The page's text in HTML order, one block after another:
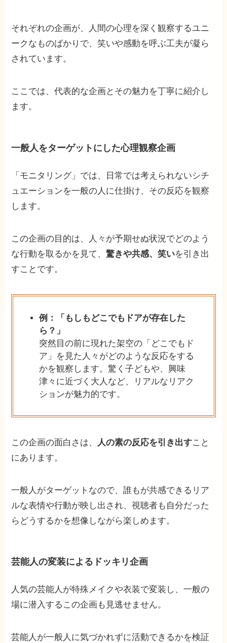
それぞれの企画が、人間の心理を深く観察するユニ
ークなものばかりで、笑いや感動を呼ぶ工夫が凝ら
されています。
ここでは、代表的な企画とその魅力を丁寧に紹介し
ます。
一般人をターゲットにした心理観察企画
「モニタリング」では、日常では考えられないシチ
ュエーションを一般の人に仕掛け、その反応を観察
します。
この企画の目的は、人々が予期せぬ状況でどのよう
な行動を取るかを見て、驚きや共感、笑いを引き出
すことです。
例：「もしもどこでもドアが存在した
ら？」
突然目の前に現れた架空の「どこでもド
ア」を見た人々がどのような反応をする
かを観察します。驚く子どもや、興味
津々に近づく大人など、リアルなリアク
ションが魅力的です。
この企画の面白さは、 人の素の反応を引き出すこと
にあります。
一般人がターゲットなので、誰もが共感できるリア
ルな表情や行動が映し出され、視聴者も自分だった
らどうするかを想像しながら楽しめます。
芸能人の変装によるドッキリ企画
人気の芸能人が特殊メイクや衣装で変装し、一般の
場に潜入するこの企画も見逃せません。
芸能人が一般人に気づかれずに活動できるかを検証